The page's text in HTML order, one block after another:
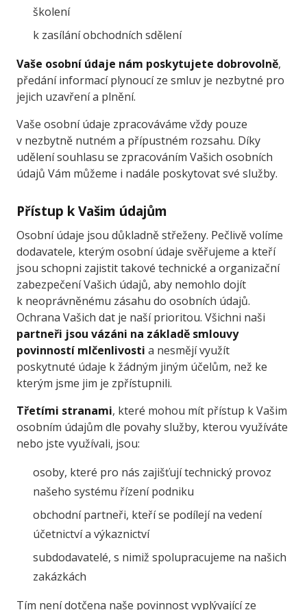
školení
k zasílání obchodních sdělení
Vaše osobní údaje nám poskytujete dobrovolně,
předání informací plynoucí ze smluv je nezbytné pro
jejich uzavření a plnění.
Vaše osobní údaje zpracováváme vždy pouze
v nezbytně nutném a přípustném rozsahu. Díky
udělení souhlasu se zpracováním Vašich osobních
údajů Vám můžeme i nadále poskytovat své služby.
Přístup k Vašim údajům
Osobní údaje jsou důkladně střeženy. Pečlivě volíme
dodavatele, kterým osobní údaje svěřujeme a kteří
jsou schopni zajistit takové technické a organizační
zabezpečení Vašich údajů, aby nemohlo dojít
k neoprávněnému zásahu do osobních údajů.
Ochrana Vašich dat je naší prioritou. Všichni naši
partneři jsou vázáni na základě smlouvy
povinností mlčenlivosti a nesmějí využít
poskytnuté údaje k žádným jiným účelům, než ke
kterým jsme jim je zpřístupnili.
Třetími stranami, které mohou mít přístup k Vašim
osobním údajům dle povahy služby, kterou využíváte
nebo jste využívali, jsou:
osoby, které pro nás zajišťují technický provoz
našeho systému řízení podniku
obchodní partneři, kteří se podílejí na vedení
účetnictví a výkaznictví
subdodavatelé, s nimiž spolupracujeme na našich
zakázkách
Tím není dotčena naše povinnost vyplývající ze